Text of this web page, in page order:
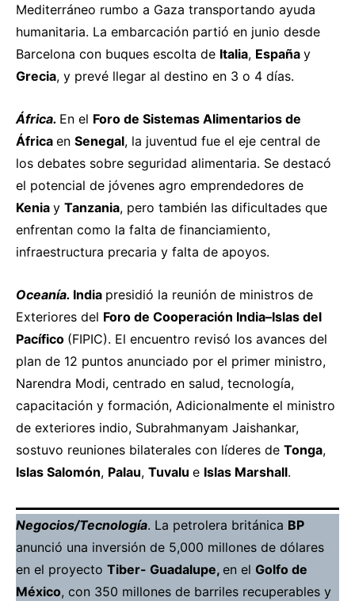
Mediterráneo rumbo a Gaza transportando ayuda
humanitaria. La embarcación partió en junio desde
Barcelona con buques escolta de Italia, España y
Grecia, y prevé llegar al destino en 3 o 4 días.
África. En el Foro de Sistemas Alimentarios de
África en Senegal, la juventud fue el eje central de
los debates sobre seguridad alimentaria. Se destacó
el potencial de jóvenes agro emprendedores de
Kenia y Tanzania, pero también las dificultades que
enfrentan como la falta de financiamiento,
infraestructura precaria y falta de apoyos.
Oceanía. India presidió la reunión de ministros de
Exteriores del Foro de Cooperación India–Islas del
Pacífico (FIPIC). El encuentro revisó los avances del
plan de 12 puntos anunciado por el primer ministro,
Narendra Modi, centrado en salud, tecnología,
capacitación y formación, Adicionalmente el ministro
de exteriores indio, Subrahmanyam Jaishankar,
sostuvo reuniones bilaterales con líderes de Tonga,
Islas Salomón, Palau, Tuvalu e Islas Marshall.
Negocios/Tecnología. La petrolera británica BP
anunció una inversión de 5,000 millones de dólares
en el proyecto Tiber- Guadalupe, en el Golfo de
México, con 350 millones de barriles recuperables y